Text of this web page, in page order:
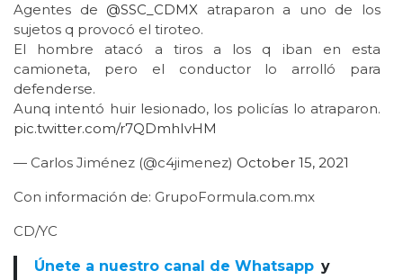
Agentes de @SSC_CDMX atraparon a uno de los
sujetos q provocó el tiroteo.
El hombre atacó a tiros a los q iban en esta
camioneta, pero el conductor lo arrolló para
defenderse.
Aunq intentó huir lesionado, los policías lo atraparon.
pic.twitter.com/r7QDmhIvHM
— Carlos Jiménez (@c4jimenez) October 15, 2021
Con información de: GrupoFormula.com.mx
CD/YC
Únete a nuestro canal de Whatsapp y